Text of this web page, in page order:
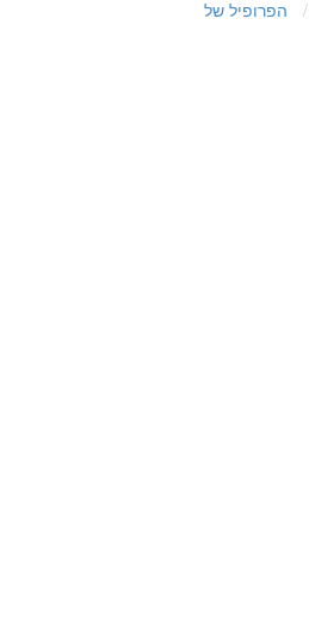
הפרופיל של